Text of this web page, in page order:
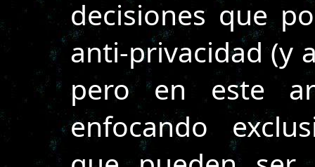
decisiones que
anti-privacidad (y
pero en este
enfocando